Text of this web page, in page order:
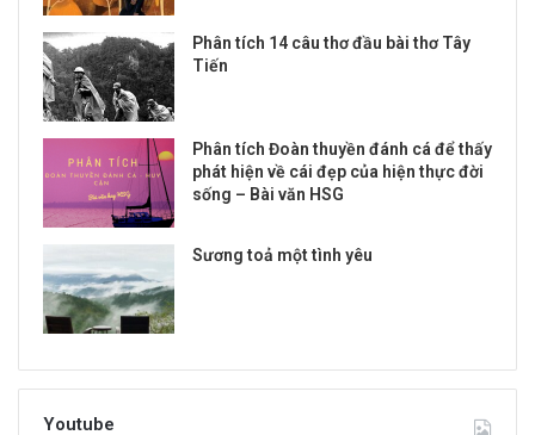
Phân tích 14 câu thơ đầu bài thơ Tây
Tiến
Phân tích Đoàn thuyền đánh cá để thấy
phát hiện về cái đẹp của hiện thực đời
sống – Bài văn HSG
Sương toả một tình yêu
Youtube